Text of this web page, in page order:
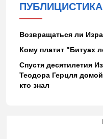
ПУБЛИЦИСТИКА
Возвращаться ли
Кому платит "Битуах
Спустя десятилетия
Теодора Герцля
кто знал